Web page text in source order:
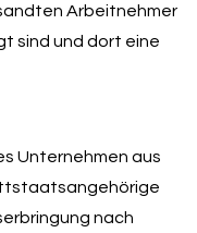
Arbeitnehmer
sind und dort eine
Unternehmen aus
nach